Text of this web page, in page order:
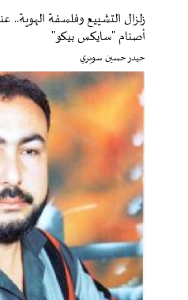
زلزال التشييع وفلسفة الهوية..
أصنام "سايكس بيكو"
حيدر حسين سويري